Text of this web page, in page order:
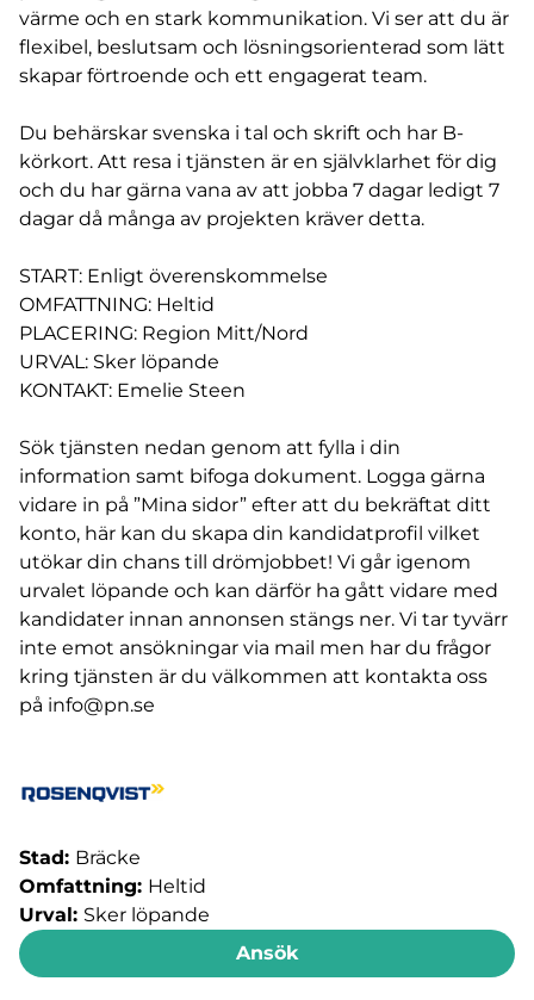
värme och en stark kommunikation. Vi ser att du är
flexibel, beslutsam och lösningsorienterad som lätt
skapar förtroende och ett engagerat team.
Du behärskar svenska i tal och skrift och har B-
körkort. Att resa i tjänsten är en självklarhet för dig
och du har gärna vana av att jobba 7 dagar ledigt 7
dagar då många av projekten kräver detta.
START: Enligt överenskommelse
OMFATTNING: Heltid
PLACERING: Region Mitt/Nord
URVAL: Sker löpande
KONTAKT: Emelie Steen
Sök tjänsten nedan genom att fylla i din
information samt bifoga dokument. Logga gärna
vidare in på ”Mina sidor” efter att du bekräftat ditt
konto, här kan du skapa din kandidatprofil vilket
utökar din chans till drömjobbet! Vi går igenom
urvalet löpande och kan därför ha gått vidare med
kandidater innan annonsen stängs ner. Vi tar tyvärr
inte emot ansökningar via mail men har du frågor
kring tjänsten är du välkommen att kontakta oss
på info@pn.se
Stad: Bräcke
Omfattning: Heltid
Urval: Sker löpande
Ansök